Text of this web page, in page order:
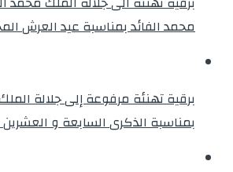
محمد الفائد بمناسبة عيد العرش
برقية تهنئة مرفوعة إلى جلالة
بمناسبة الذكرى السابعة و